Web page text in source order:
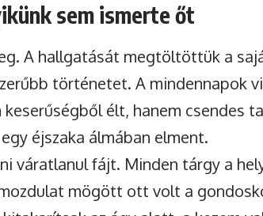
sem ismerte őt
A hallgatását megtöltöttük a
történetet. A mindennapok
élt, hanem csendes
éjszaka álmában elment.
váratlanul fájt. Minden tárgy a
mögött ott volt a